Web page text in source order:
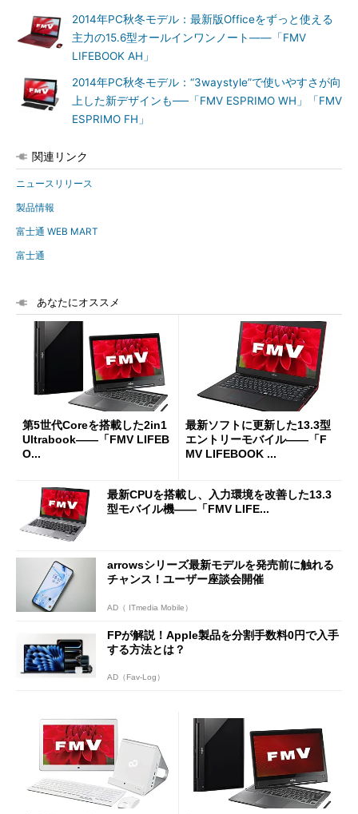
2014年PC秋冬モデル：最新版Officeをずっと使える
主力の15.6型オールインワンノート――「FMV
LIFEBOOK AH」
2014年PC秋冬モデル：“3waystyle”で使いやすさが向
上した新デザインも──「FMV ESPRIMO WH」「FMV
ESPRIMO FH」
関連リンク
ニュースリリース
製品情報
富士通 WEB MART
富士通
あなたにオススメ
第5世代Coreを搭載した2in1
Ultrabook――「FMV LIFEB
O...
最新ソフトに更新した13.3型
エントリーモバイル――「F
MV LIFEBOOK ...
最新CPUを搭載し、入力環境を改善した13.3
型モバイル機――「FMV LIFE...
arrowsシリーズ最新モデルを発売前に触れる
チャンス！ユーザー座談会開催
AD（ ITmedia Mobile）
FPが解説！Apple製品を分割手数料0円で入手
する方法とは？
AD（Fav-Log）